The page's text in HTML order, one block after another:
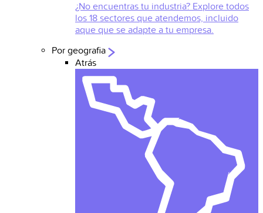
¿No encuentras tu industria? Explore todos
los 18 sectores que atendemos, incluido
aque que se adapte a tu empresa.
Por geografia
Atrás